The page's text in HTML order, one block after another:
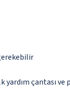
çantası ve